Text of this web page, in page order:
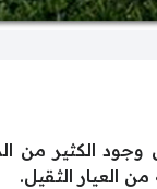
ادناه مواعيد مباريات اليوم الأحد 13 أبريل
العيار الثقيل.